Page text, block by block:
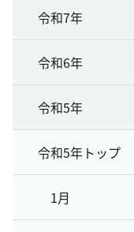
令和7年
令和6年
令和5年
令和5年トップ
1月